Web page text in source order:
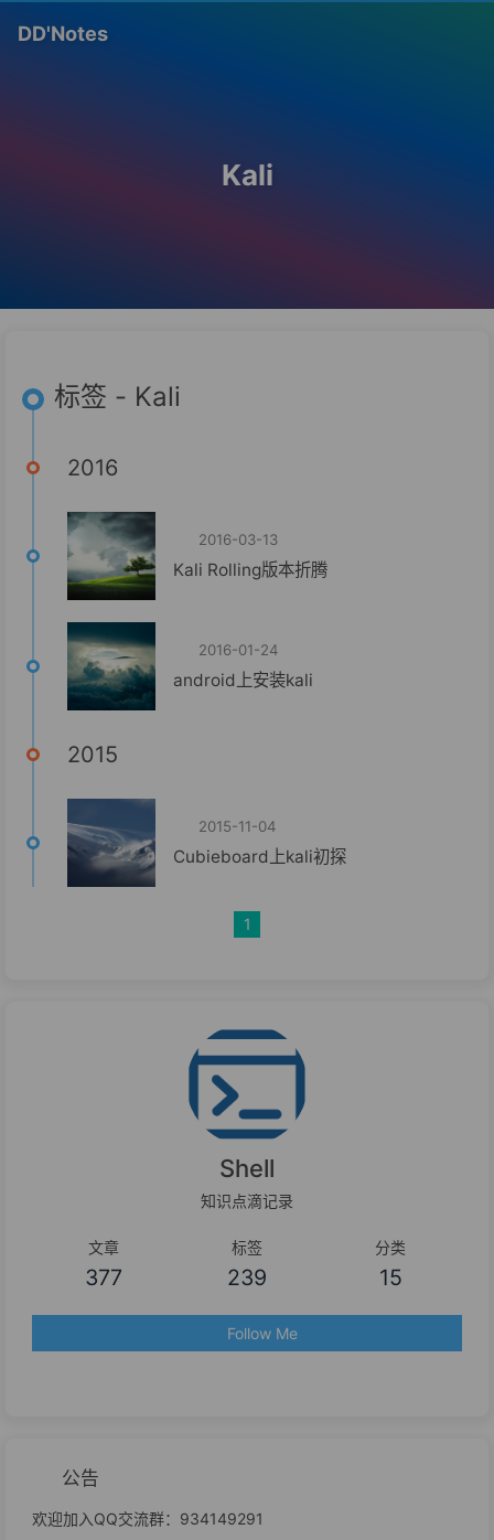
DD'Notes
Kali
标签 - Kali
2016
2016-03-13
Kali Rolling版本折腾
2016-01-24
android上安装kali
2015
2015-11-04
Cubieboard上kali初探
1
Shell
知识点滴记录
文章
377
标签
239
分类
15
Follow Me
公告
欢迎加入QQ交流群：934149291